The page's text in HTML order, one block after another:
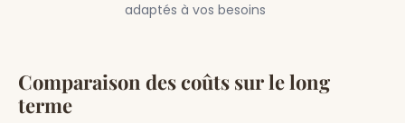
adaptés à vos besoins
Comparaison des coûts sur le long
terme